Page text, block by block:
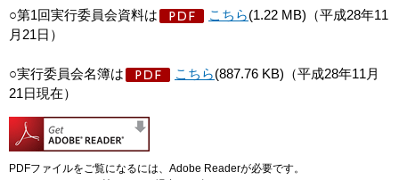
○第1回実行委員会資料は こちら(1.22 MB)（平成28年11
月21日）
○実行委員会名簿は こちら(887.76 KB)（平成28年11月
21日現在）
PDFファイルをご覧になるには、Adobe Readerが必要です。